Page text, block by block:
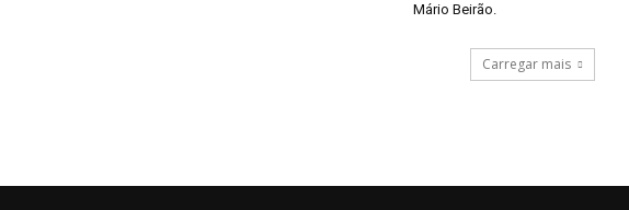
Mário Beirão.
Carregar mais